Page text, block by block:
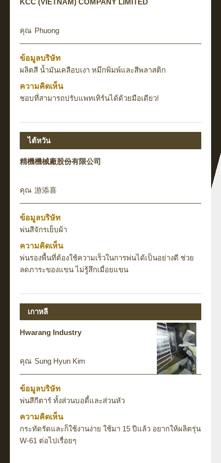
KCC (VIETNAM) COMPANY LIMITED
Phuong
ข้อมูลบริษัท
ผลิตสี น้ำมันเคลือบเงา หมึกพิมพ์และสีพลาสติก
ความคิดเห็น
ชอบที่สามารถปรับแพทเทิร์นได้ด้วยมือเดียว!
ไต้หวัน
精機機械廠股份有限公司
游添喜
ข้อมูลบริษัท
พ่นสีจักรเย็บผ้า
ความคิดเห็น
พ่นรองพื้นที่ต้องใช้ความเร็วในการพ่นได้เป็นอย่างดี ช่วย
ลดภาระของแขน ไม่รู้สึกเมื่อยแขน
เกาหลี
Hwarang Industry
Sung Hyun Kim
ข้อมูลบริษัท
พ่นสีกีตาร์ ทั้งส่วนบอดี้และส่วนหัว
ความคิดเห็น
กระทัดรัดและก็ใช้งานง่าย ใช้มา 15 ปีแล้ว อยากให้ผลิตรุ่น
W-61 ต่อไปเรื่อยๆ